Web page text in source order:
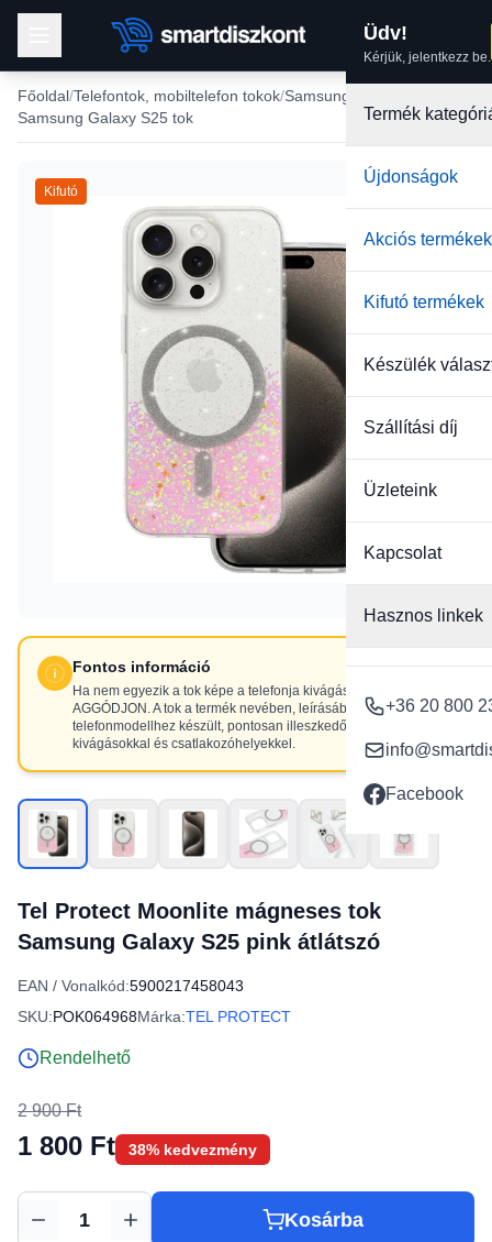
Üdv!
Kérjük, jelentkezz be.
Termék
Újdonságok
Akciós termékek
Kifutó termékek
Készülék
Szállítási díj
Üzleteink
Kapcsolat
Hasznos linkek
+36 20 800
Facebook
Főoldal Telefontok, mobiltelefon tokok Samsung tokok
Samsung Galaxy S25 tok
Fontos információ
Ha nem egyezik a tok képe a telefonja kivágásaival, NE
AGGÓDJON. A tok a termék nevében, leírásában szereplő
telefonmodellhez készült, pontosan illeszkedő
kivágásokkal és csatlakozóhelyekkel.
Kifutó
Tel Protect Moonlite mágneses tok
Samsung Galaxy S25 pink átlátszó
EAN / Vonalkód:5900217458043
SKU:POK064968Márka:TEL PROTECT
Rendelhető
2 900 Ft
1 800 Ft 38% kedvezmény
Mennyiség Kosárba